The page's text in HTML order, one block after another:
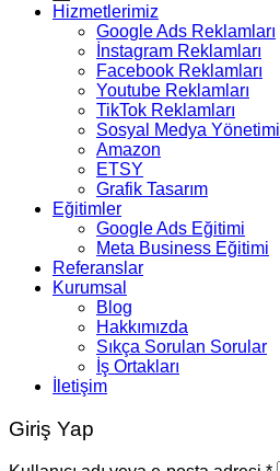
Hizmetlerimiz
Google Ads Reklamları
İnstagram Reklamları
Facebook Reklamları
Youtube Reklamları
TikTok Reklamları
Sosyal Medya Yönetimi
Amazon
ETSY
Grafik Tasarım
Eğitimler
Google Ads Eğitimi
Meta Business Eğitimi
Referanslar
Kurumsal
Blog
Hakkımızda
Sıkça Sorulan Sorular
İş Ortakları
İletişim
Giriş Yap